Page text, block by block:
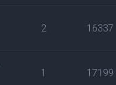
2 16337
1 17199